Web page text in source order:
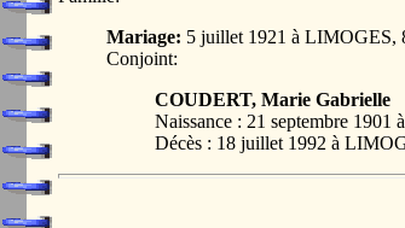
Mariage: 5 juillet 1921 à LIMOGES,
Conjoint:
COUDERT, Marie Gabrielle
Naissance : 21 septembre
Décès : 18 juillet 1992 à